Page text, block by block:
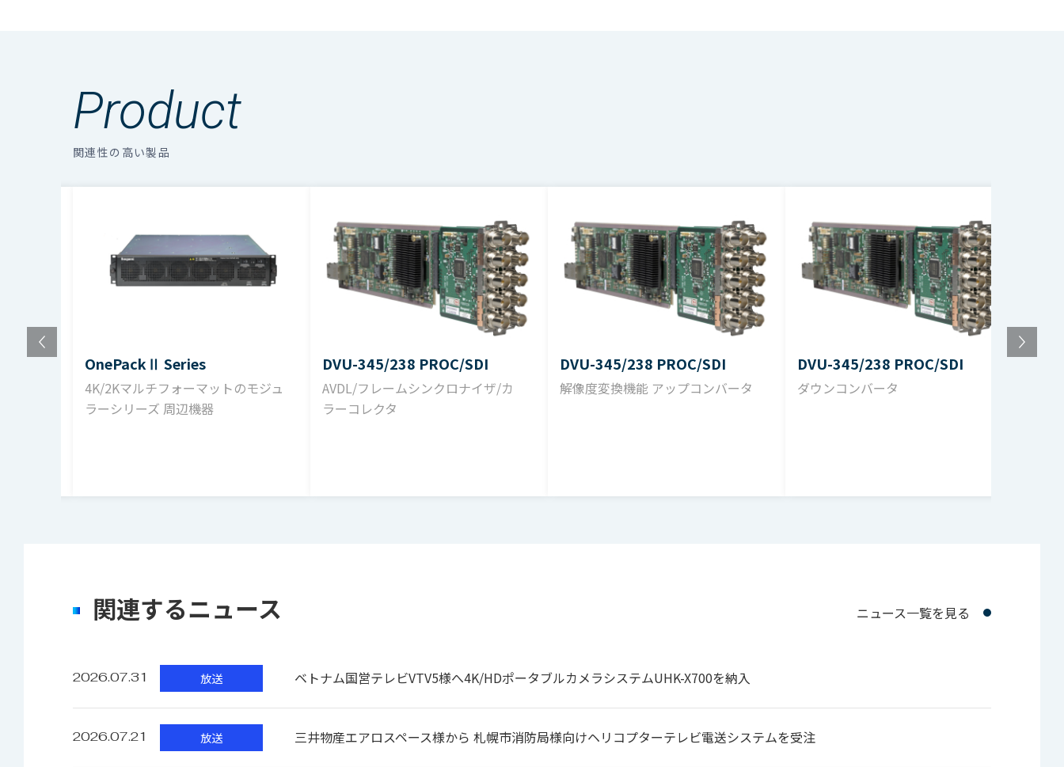
Rear module
最大入力レベル
デジタル音声出力
量子化bit数 24bit
48kHz
レベル偏差
1kHz信号入力に対して±0.2dB以内
アナログ入力+4dBm、デジタル出力-18dBFSで測定
S／N
(30/1k/20kHzで測定)
アナログ音声信号A/D変換 カタログ（pdf）2.1MB
Product
関連性の高い製品
OnePackⅡ Series
4K/2Kマルチフォーマットのモジュ
ラーシリーズ 周辺機器
DVU-345/238 PROC/SDI
AVDL/フレームシンクロナイザ/カ
ラーコレクタ
DVU-345/238 PROC/SDI
解像度変換機能 アップコンバータ
DVU-345/238 PROC/SDI
ダウンコンバータ
関連するニュース
2026.07.31 放送 ベトナム国営テレビVTV5様へ4K/HDポータブルカメラシステムUHK-X700を納入
2026.07.21 放送 三井物産エアロスペース様から 札幌市消防局様向けヘリコプターテレビ電送システムを受注
ニュース一覧を見る